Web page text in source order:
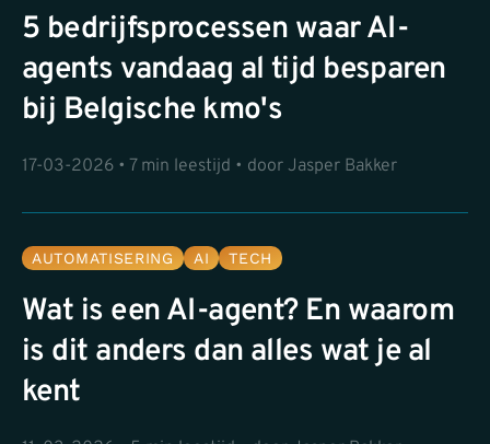
5 bedrijfsprocessen waar AI-
agents vandaag al tijd besparen
bij Belgische kmo's
17-03-2026 • 7 min leestijd • door Jasper Bakker
AUTOMATISERING AI TECH
Wat is een AI-agent? En waarom
is dit anders dan alles wat je al
kent